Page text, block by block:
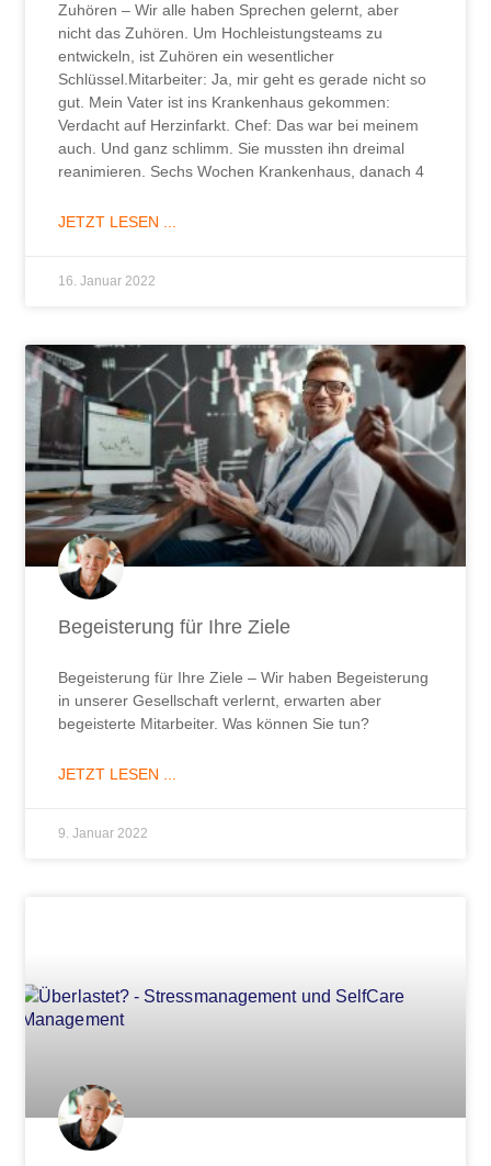
Zuhören – Wir alle haben Sprechen gelernt, aber
nicht das Zuhören. Um Hochleistungsteams zu
entwickeln, ist Zuhören ein wesentlicher
Schlüssel.Mitarbeiter: Ja, mir geht es gerade nicht so
gut. Mein Vater ist ins Krankenhaus gekommen:
Verdacht auf Herzinfarkt. Chef: Das war bei meinem
auch. Und ganz schlimm. Sie mussten ihn dreimal
reanimieren. Sechs Wochen Krankenhaus, danach 4
JETZT LESEN ...
16. Januar 2022
Begeisterung für Ihre Ziele
Begeisterung für Ihre Ziele – Wir haben Begeisterung
in unserer Gesellschaft verlernt, erwarten aber
begeisterte Mitarbeiter. Was können Sie tun?
JETZT LESEN ...
9. Januar 2022